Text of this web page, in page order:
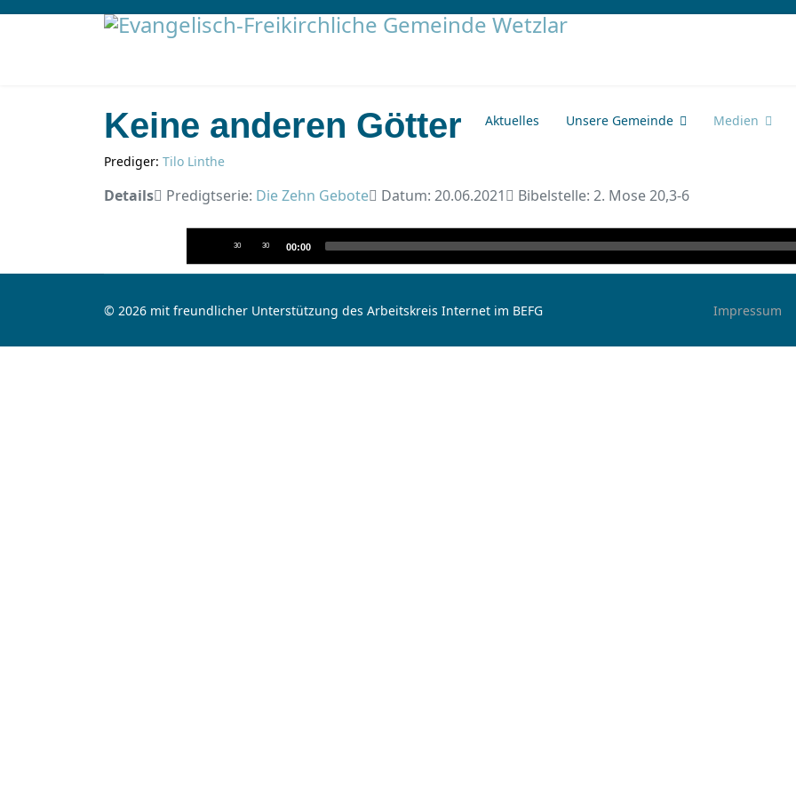
Aktuelles Unsere Gemeinde Medien
Keine anderen Götter
Prediger: Tilo Linthe
Details Predigtserie: Die Zehn Gebote Datum: 20.06.2021 Bibelstelle: 2. Mose 20,3-6
Player
30 30 00:00
© 2026 mit freundlicher Unterstützung des Arbeitskreis Internet im BEFG Impressum